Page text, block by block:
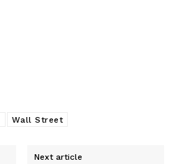
Wall Street
Next article